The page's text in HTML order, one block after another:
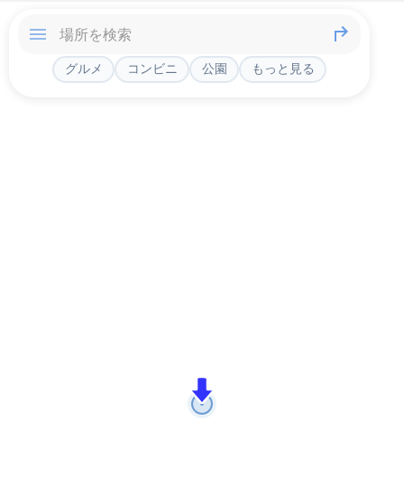
グルメ コンビニ 公園 もっと見る